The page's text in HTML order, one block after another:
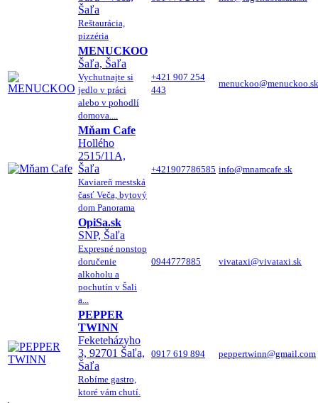
Šaľa
Reštaurácia,
pizzéria
MENUCKOO
Šaľa, Šaľa
Vychutnajte si
jedlo v práci
alebo v pohodlí
domova....
+421 907 254
443
menuckoo@menuckoo.sk
Mňam Cafe
Hollého
2515/11A,
Šaľa
Kaviareň mestská
časť Veča, bytový
dom Panorama
+421907786585 info@mnamcafe.sk
OpiSa.sk
SNP, Šaľa
Expresné nonstop
doručenie
alkoholu a
pochutín v Šali
a...
0944777885 vivataxi@vivataxi.sk
PEPPER
TWINN
Feketeházyho
3, 92701 Šaľa,
Šaľa
Robíme gastro,
ktoré vám chutí.
0917 619 894 peppertwinn@gmail.com